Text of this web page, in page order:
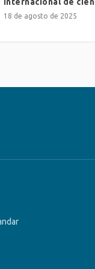
internacional de
18 de agosto de 2025